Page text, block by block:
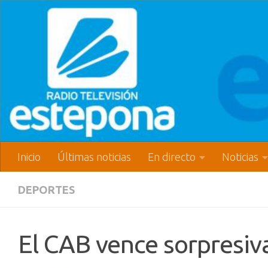
Inicio Últimas noticias En directo Noticias
DEPORTES
El CAB vence